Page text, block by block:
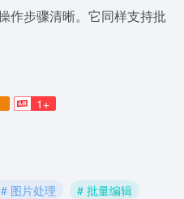
作步骤清晰。它同样支持批
1+
# 图片处理 # 批量编辑